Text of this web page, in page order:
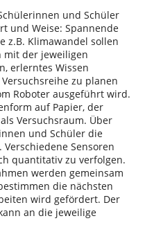
und Schüler
und Weise: Spannende
z.B. Klimawandel sollen
mit der jeweiligen
erlerntes Wissen
zu planen
Roboter ausgeführt wird.
auf Papier, der
Versuchsraum. Über
und Schüler die
Sensoren
quantitativ zu verfolgen.
werden gemeinsam
die nächsten
wird gefördert. Der
an die jeweilige